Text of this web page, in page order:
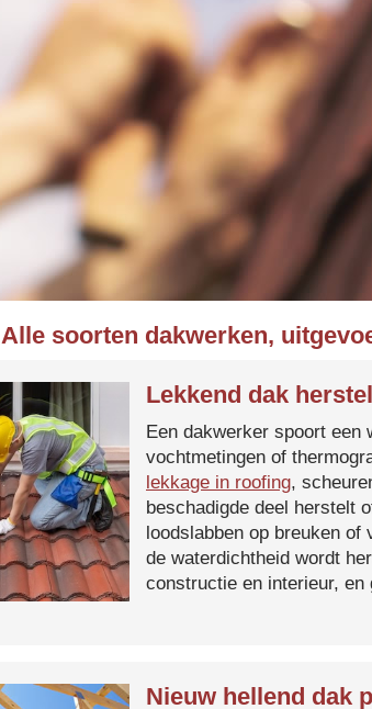
Alle soorten dakwerken,
Lekkend dak
Een dakwerker spoort een
vochtmetingen of
lekkage in roofing,
beschadigde deel herstelt
loodslabben op breuken
de waterdichtheid wordt
constructie en interieur,
Nieuw hellend dak